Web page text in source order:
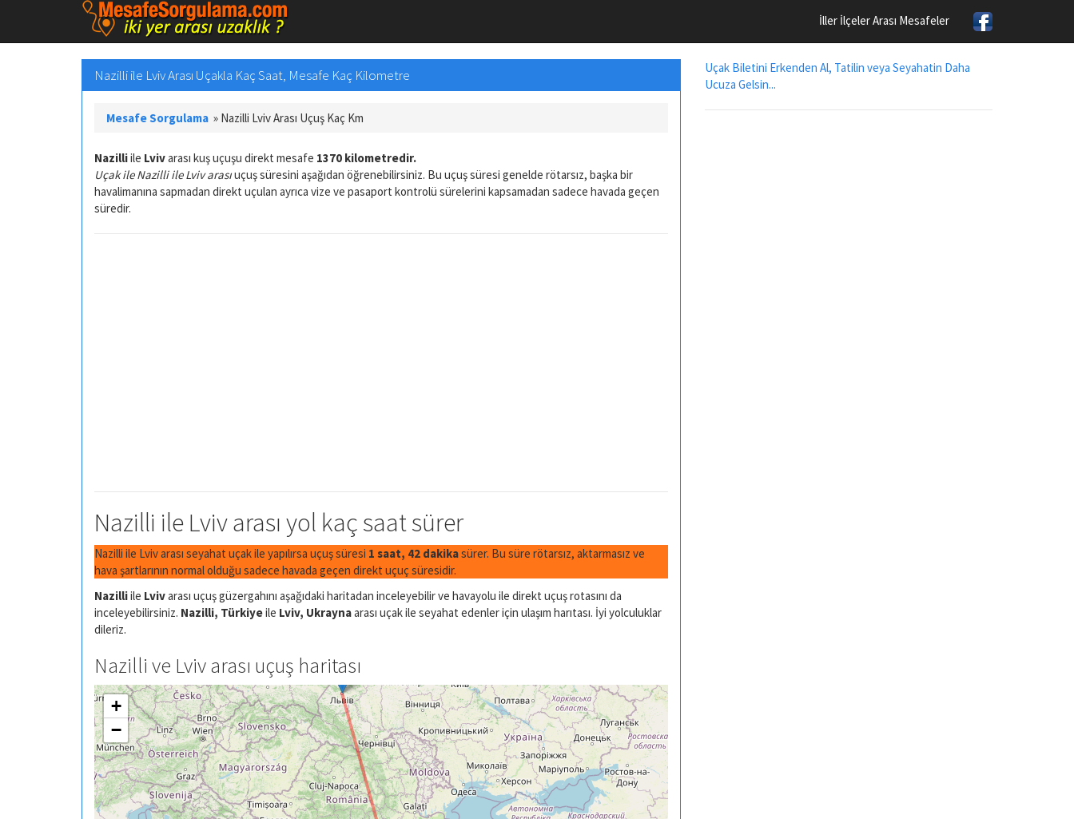
İller İlçeler Arası Mesafeler
Nazilli ile Lviv Arası Uçakla Kaç Saat, Mesafe Kaç Kilometre
Mesafe Sorgulama » Nazilli Lviv Arası Uçuş Kaç Km
Nazilliile Lvivarası kuş uçuşu direkt mesafe 1370 kilometredir.
Uçak ile Nazilli ile Lviv arasıuçuş süresini aşağıdan öğrenebilirsiniz. Bu uçuş süresi genelde rötarsız, başka bir
havalimanına sapmadan direkt uçulan ayrıca vize ve pasaport kontrolü sürelerini kapsamadan sadece havada geçen
süredir.
Nazilli ile Lviv arası yol kaç saat sürer
Nazilli ile Lviv arası seyahat uçak ile yapılırsa uçuş süresi 1 saat, 42 dakikasürer. Bu süre rötarsız, aktarmasız ve
hava şartlarının normal olduğu sadece havada geçen direkt uçuç süresidir.
Nazilliile Lvivarası uçuş güzergahını aşağıdaki haritadan inceleyebilir ve havayolu ile direkt uçuş rotasını da
inceleyebilirsiniz. Nazilli, Türkiyeile Lviv, Ukraynaarası uçak ile seyahat edenler için ulaşım harıtası. İyi yolculuklar
dileriz.
Nazilli ve Lviv arası uçuş haritası
+
−
Uçak Biletini Erkenden Al, Tatilin veya Seyahatin Daha
Ucuza Gelsin...